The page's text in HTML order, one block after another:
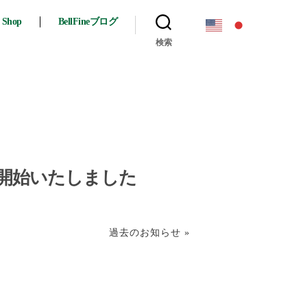
BellFineブログ
検索
始いたしました
過去のお知らせ »